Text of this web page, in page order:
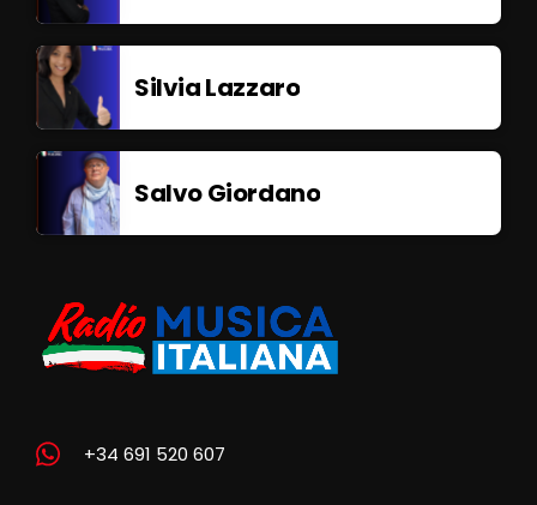
Silvia Lazzaro
Salvo Giordano
+34 691 520 607